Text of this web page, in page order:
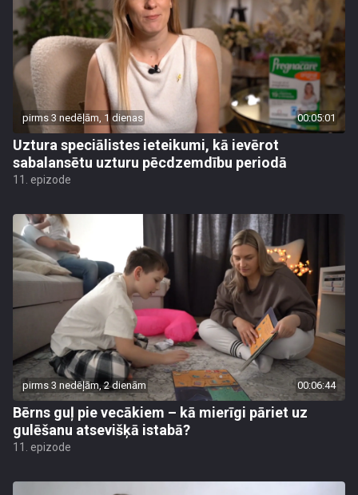
pirms 3 nedēļām, 1 dienas 00:05:01
Uztura speciālistes ieteikumi, kā ievērot
sabalansētu uzturu pēcdzemdību periodā
11. epizode
pirms 3 nedēļām, 2 dienām 00:06:44
Bērns guļ pie vecākiem – kā mierīgi pāriet uz
gulēšanu atsevišķā istabā?
11. epizode